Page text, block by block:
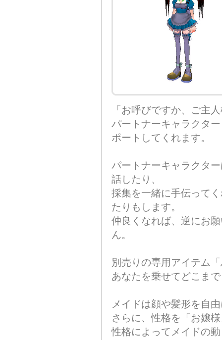
「お呼びですか、ご主
パートナーキャラクタ
ポートしてくれます。
パートナーキャラクタ
話したり、
採集を一緒に手伝って
たりもします。
仲良くなれば、逆にお
ん。
別売りの専用アイテム
あなたを乗せてどこま
メイドは顔や髪形を自
さらに、性格を「お嬢
性格によってメイドの